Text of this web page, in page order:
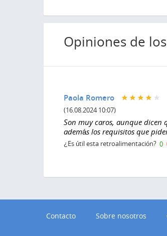
Opiniones de
Paola Romero
(16.08.2024 10:07)
Son muy caros, aunque dicen
además los requisitos que
¿Es útil esta retroalimentación? 0
Contacto Sobre nosotros